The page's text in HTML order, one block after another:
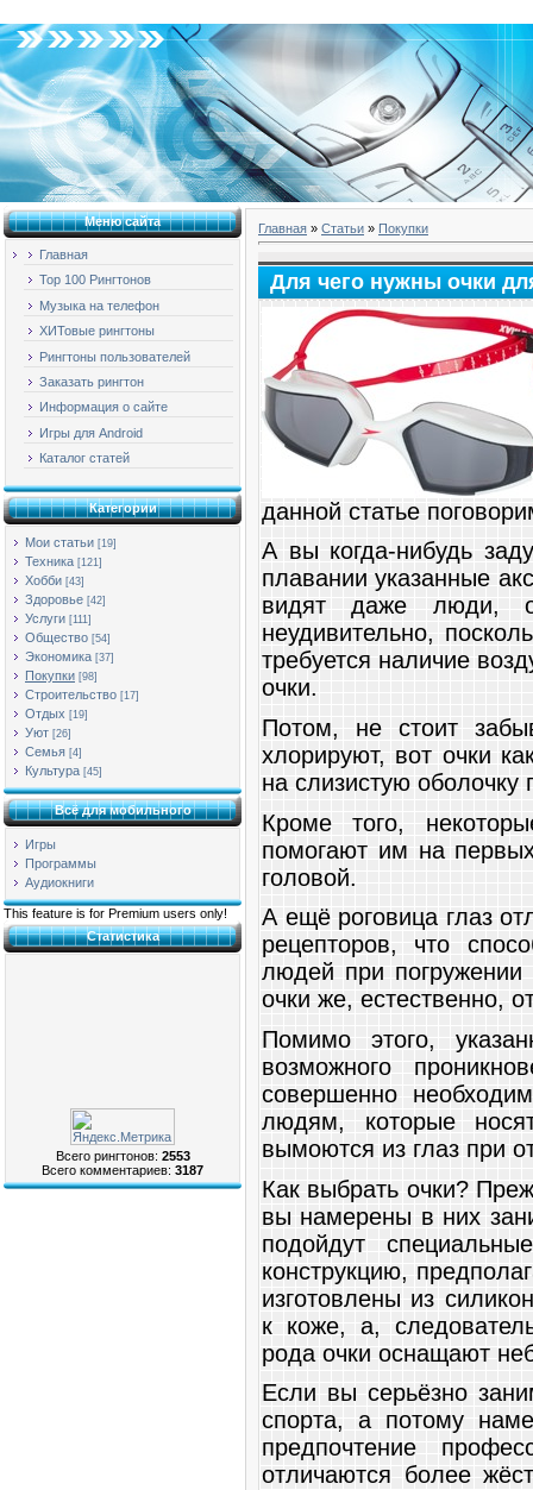
Меню сайта
Главная
Top 100 Рингтонов
Музыка на телефон
ХИТовые рингтоны
Рингтоны пользователей
Заказать рингтон
Информация о сайте
Игры для Android
Каталог статей
Категории
Мои статьи [19]
Техника [121]
Хобби [43]
Здоровье [42]
Услуги [111]
Общество [54]
Экономика [37]
Покупки [98]
Строительство [17]
Отдых [19]
Уют [26]
Семья [4]
Культура [45]
Всё для мобильного
Игры
Программы
Аудиокниги
This feature is for Premium users only!
Статистика
Всего рингтонов: 2553
Всего комментариев: 3187
Главная » Статьи » Покупки
Для чего нужны очки
данной статье
А вы когда-нибудь
плавании указанные
видят даже люди,
неудивительно,
требуется наличие
очки.
Потом, не стоит
хлорируют, вот очки
на слизистую оболочку
Кроме того,
помогают им на
головой.
А ещё роговица глаз
рецепторов, что
людей при
очки же, естественно,
Помимо этого,
возможного
совершенно
людям, которые
вымоются из глаз при
Как выбрать очки?
вы намерены в них
подойдут
конструкцию,
изготовлены из
к коже, а,
рода очки оснащают
Если вы серьёзно
спорта, а потому
предпочтение
отличаются более